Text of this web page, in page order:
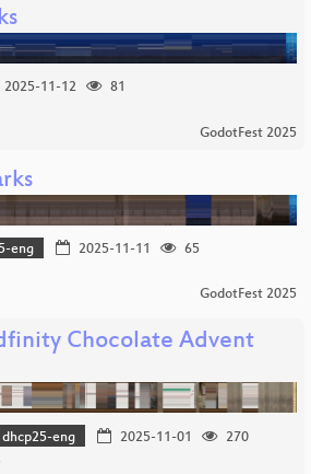
2025-11-12
81
GodotFest 2025
eng 2025-11-11
65
GodotFest 2025
Chocolate Advent
dhcp25-eng 2025-11-01
270